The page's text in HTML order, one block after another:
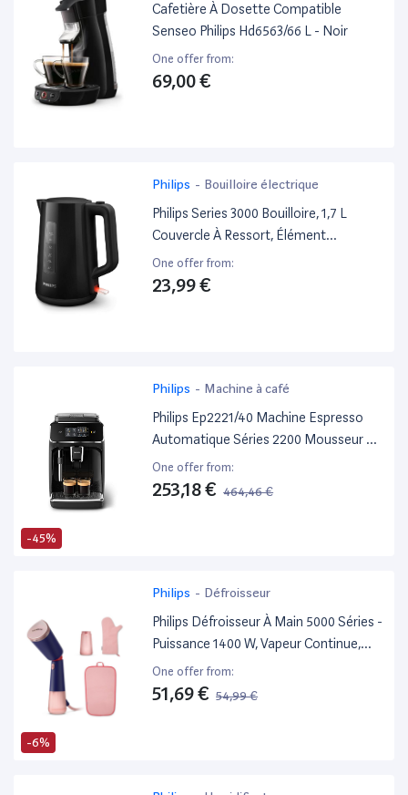
Cafetière À Dosette Compatible
Senseo Philips Hd6563/66 L - Noir
One offer from:
69,00 €
Philips - Bouilloire électrique
Philips Series 3000 Bouilloire, 1,7 L
Couvercle À Ressort, Élément
Chauffant Plat, Voyant Lumineux, Filtre
Amovible, Multiples Systèmes De
One offer from:
23,99 €
-45%
Philips - Machine à café
Philips Ep2221/40 Machine Espresso
Automatique Séries 2200 Mousseur À
Lait Noir Laqué
One offer from:
253,18 € 464,46 €
-6%
Philips - Défroisseur
Philips Défroisseur À Main 5000 Séries -
Puissance 1400 W, Vapeur Continue,
Deux Réservoirs D'Eau, Réglages Eco
Et Max, Tête Réglable, Semelle En
One offer from:
51,69 € 54,99 €